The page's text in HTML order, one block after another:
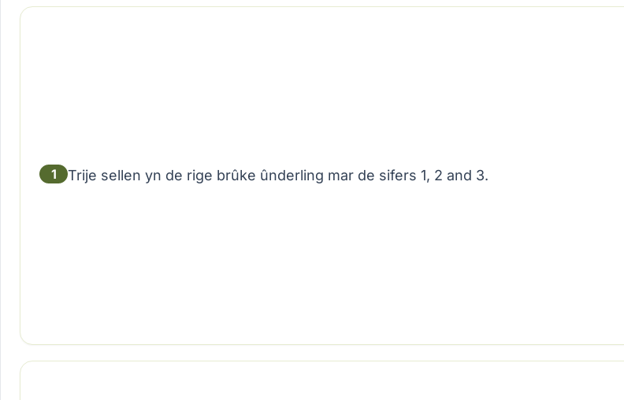
1 Trije sellen yn de rige brûke ûnderling mar de sifers 1, 2 and 3.